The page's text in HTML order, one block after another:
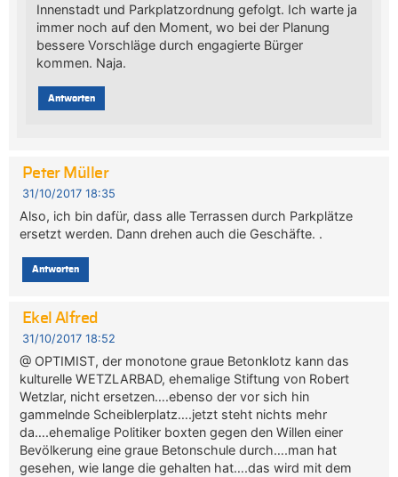
Innenstadt und Parkplatzordnung gefolgt. Ich warte ja
immer noch auf den Moment, wo bei der Planung
bessere Vorschläge durch engagierte Bürger
kommen. Naja.
Antworten
Peter Müller
31/10/2017 18:35
Also, ich bin dafür, dass alle Terrassen durch Parkplätze
ersetzt werden. Dann drehen auch die Geschäfte. .
Antworten
Ekel Alfred
31/10/2017 18:52
@ OPTIMIST, der monotone graue Betonklotz kann das
kulturelle WETZLARBAD, ehemalige Stiftung von Robert
Wetzlar, nicht ersetzen….ebenso der vor sich hin
gammelnde Scheiblerplatz….jetzt steht nichts mehr
da….ehemalige Politiker boxten gegen den Willen einer
Bevölkerung eine graue Betonschule durch….man hat
gesehen, wie lange die gehalten hat….das wird mit dem